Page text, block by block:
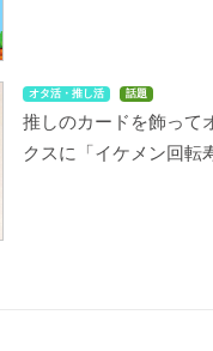
オタ活・推し活 話題
推しのカードを飾って
クスに「イケメン回転